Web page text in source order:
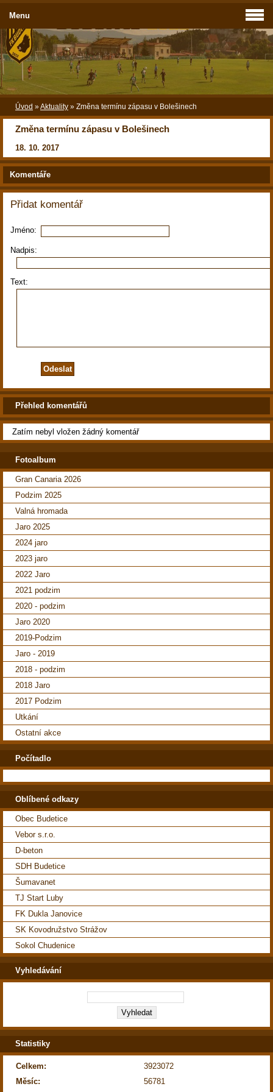
Úvod »Aktuality » Změna termínu zápasu v Bolešinech
Změna termínu zápasu v Bolešinech
18. 10. 2017
Komentáře
Přidat komentář
Jméno:
Nadpis:
Text:
Přehled komentářů
Zatím nebyl vložen žádný komentář
Menu
Fotoalbum
Gran Canaria 2026
Podzim 2025
Valná hromada
Jaro 2025
2024 jaro
2023 jaro
2022 Jaro
2021 podzim
2020 - podzim
Jaro 2020
2019-Podzim
Jaro - 2019
2018 - podzim
2018 Jaro
2017 Podzim
Utkání
Ostatní akce
Počítadlo
Oblíbené odkazy
Obec Budetice
Vebor s.r.o.
D-beton
SDH Budetice
Šumavanet
TJ Start Luby
FK Dukla Janovice
SK Kovodružstvo Strážov
Sokol Chudenice
Vyhledávání
Statistiky
Celkem:
3923072
Měsíc:
56781